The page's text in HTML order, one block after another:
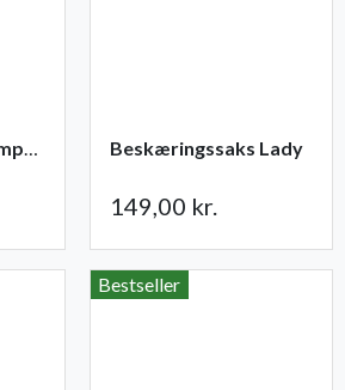
Plantemuld m. kompost fra Champost
Beskæringssaks Lady
149,00 kr.
Bestseller